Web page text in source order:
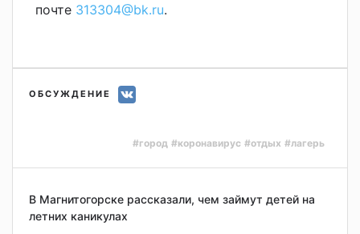
почте 313304@bk.ru.
ОБСУЖДЕНИЕ
#город #коронавирус #отдых #лагерь
В Магнитогорске рассказали, чем займут детей на
летних каникулах